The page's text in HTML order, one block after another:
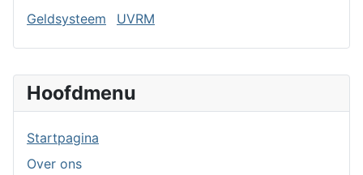
Hoofdmenu
Startpagina
Over ons
Geldsysteem
UVRM